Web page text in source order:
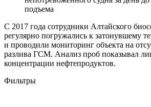
подъема
С 2017 года сотрудники Алтайского
регулярно погружались к затонувшему
и проводили мониторинг объекта на
разлива ГСМ. Анализ проб показывал
концентрации нефтепродуктов.
Фильтры